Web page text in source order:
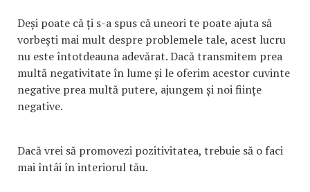
Deși poate că ți s-a spus că uneori te poate ajuta să
vorbești mai mult despre problemele tale, acest lucru
nu este întotdeauna adevărat. Dacă transmitem prea
multă negativitate în lume și le oferim acestor cuvinte
negative prea multă putere, ajungem și noi ființe
negative.
Dacă vrei să promovezi pozitivitatea, trebuie să o faci
mai întâi în interiorul tău.